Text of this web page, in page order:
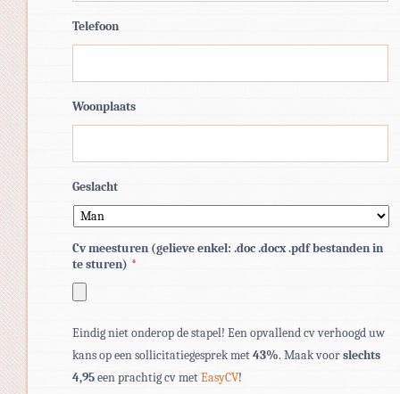
Telefoon
Woonplaats
Geslacht
Cv meesturen (gelieve enkel: .doc .docx .pdf bestanden in
te sturen) *
bestandstypen:
pdf,
doc,
Eindig niet onderop de stapel! Een opvallend cv verhoogd uw
kans op een sollicitatiegesprek met43%. Maak voorslechts
4,95een prachtig cv metEasyCV!